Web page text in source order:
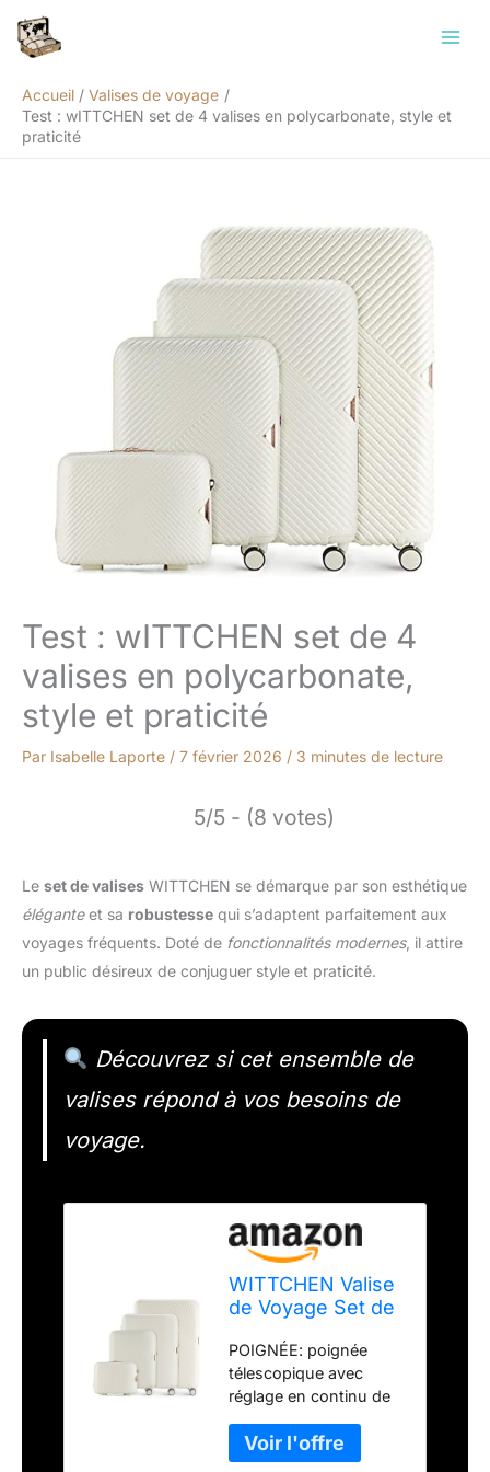
Accueil
Valises de voyage
Test : wITTCHEN set de 4 valises en polycarbonate, style et
praticité
Test : wITTCHEN set de 4
valises en polycarbonate,
style et praticité
Par Isabelle Laporte / 7 février 2026 / 3 minutes de lecture
5/5 - (8 votes)
Le set de valises WITTCHEN se démarque par son esthétique
éléganteet sa robustesse qui s’adaptent parfaitement aux
voyages fréquents. Doté de fonctionnalités modernes, il attire
un public désireux de conjuguer style et praticité.
Découvrez si cet ensemble de
valises répond à vos besoins de
voyage.
WITTCHEN Valise
de Voyage Set de
Polycarbonate
Bagages à Main
avec 4 roulettes
pivotantes Serrure
à Combinaison
POIGNÉE: poignée
télescopique avec
réglage en continu de
traction agréable et une
POIGNÉE optimale.
Rechercher